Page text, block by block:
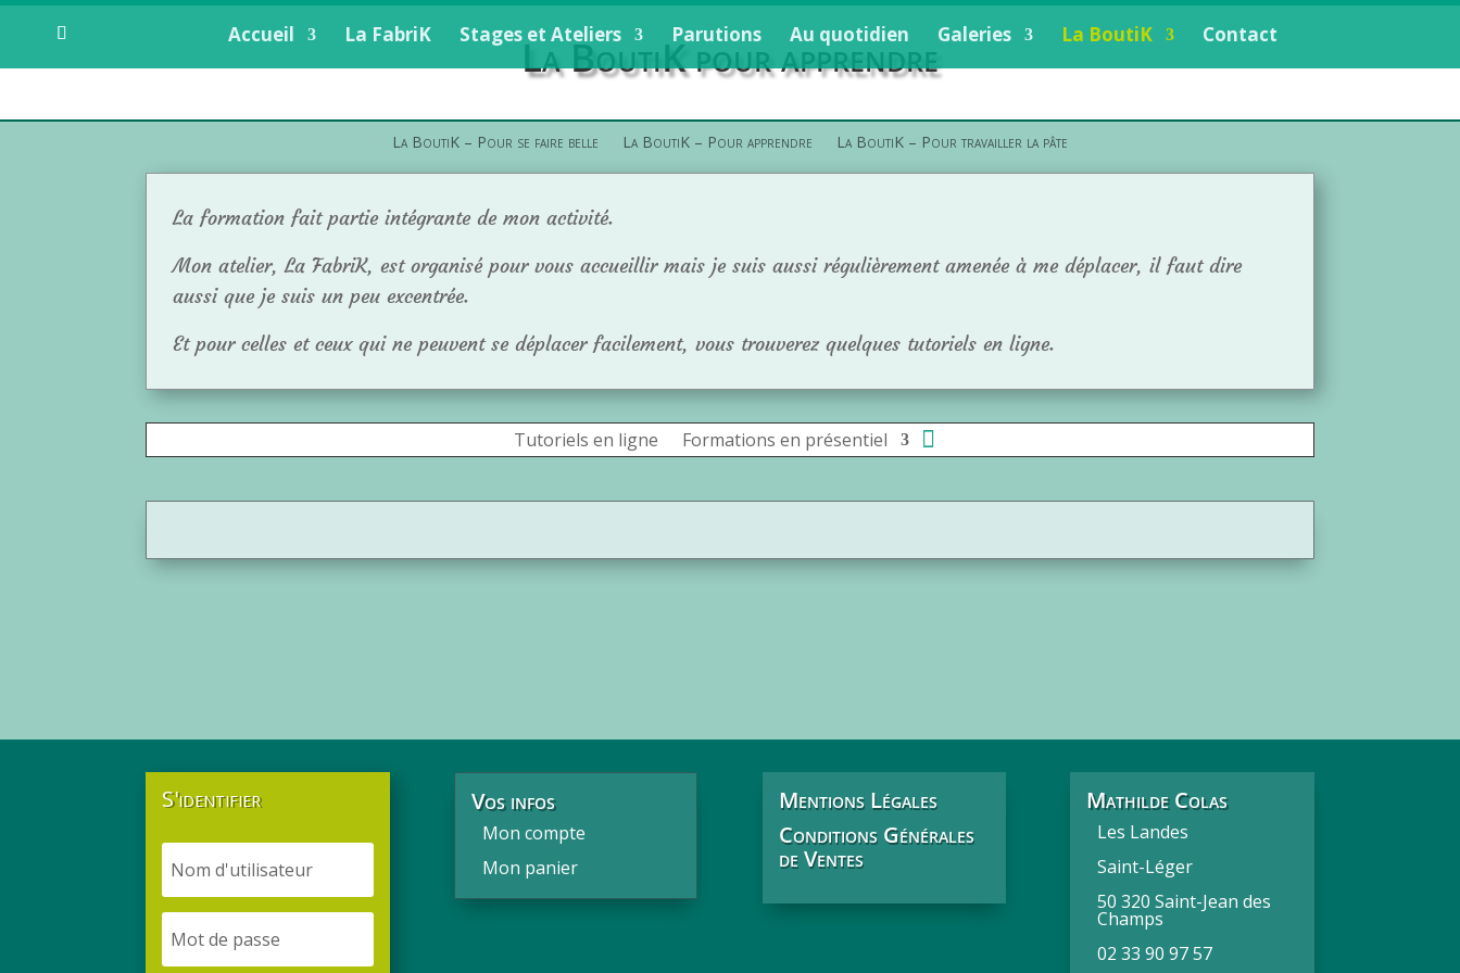
Accueil La FabriK Stages et Ateliers Parutions Au quotidien Galeries La BoutiK Contact
La BoutiK pour apprendre
La BoutiK – Pour se faire belle La BoutiK – Pour apprendre La BoutiK – Pour travailler la pâte
La formation fait partie intégrante de mon activité.
Mon atelier, La FabriK, est organisé pour vous accueillir mais je suis aussi régulièrement amenée à me déplacer, il faut dire
aussi que je suis un peu excentrée.
Et pour celles et ceux qui ne peuvent se déplacer facilement, vous trouverez quelques tutoriels en ligne.
Tutoriels en ligne Formations en présentiel
S'identifier Vos infos
Mon compte
Mon panier
Mentions Légales
Conditions Générales
de Ventes
Mathilde Colas
Les Landes
Saint-Léger
50 320 Saint-Jean des
Champs
02 33 90 97 57